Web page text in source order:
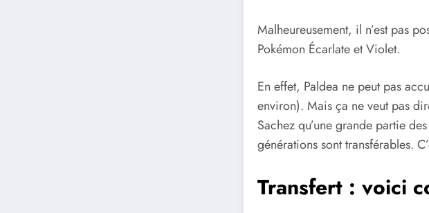
Malheureusement, il n’est pas
Pokémon Écarlate et Violet.
En effet, Paldea ne peut pas
environ). Mais ça ne veut pas
Sachez qu’une grande partie
générations sont transférables.
Transfert : voici